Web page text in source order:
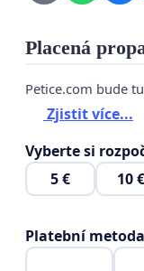
1245, Hradec
Ministerstvo
1039/32, Staré
Placená
Petice.com bude
Zjistit více...
Vyberte si
5 €
10 €
Platební metoda